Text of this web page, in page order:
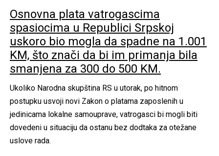
Osnovna plata vatrogascima
spasiocima u Republici Srpskoj
uskoro bio mogla da spadne na 1.001
KM, što znači da bi im primanja bila
smanjena za 300 do 500 KM.
Ukoliko Narodna skupština RS u utorak, po hitnom
postupku usvoji novi Zakon o platama zaposlenih u
jedinicama lokalne samouprave, vatrogasci bi mogli biti
dovedeni u situaciju da ostanu bez dodtaka za otežane
uslove rada.